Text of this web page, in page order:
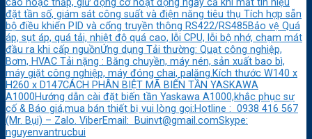
cao hoặc thấp, giữ động cơ hoạt động ngay cả khi mất tín hiệu
đặt tần số, giám sát công suất và điện năng tiêu thụ Tích hợp sẵn
bộ điều khiển PID và cổng truyền thông RS422/RS485Bảo vệ Quá
áp, sụt áp, quá tải, nhiệt độ quá cao, lỗi CPU, lỗi bộ nhớ, chạm mát
đầu ra khi cấp nguồnỨng dụng Tải thường: Quạt công nghiệp,
Bơm, HVAC Tải nặng : Băng chuyền, máy nén, sản xuất bao bì,
máy giặt công nghiệp, máy đóng chai, palăng.Kích thước W140 x
H260 x D147CÁCH PHÂN BIỆT MÃ BIẾN TẦN YASKAWA
A1000Hướng dẫn cài đặt biến tần Yaskawa A1000,khắc phục sự
cố & Báo giá,mua bán thiết bị vui lòng gọi:Hotline : 0938 416 567
(Mr. Bụi) – Zalo. ViberEmail: Buinvt@gmail.comSkype:
nguyenvantrucbui